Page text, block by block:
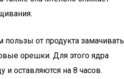
от продукта замачивать
орешки. Для этого ядра
оставляются на 8 часов.